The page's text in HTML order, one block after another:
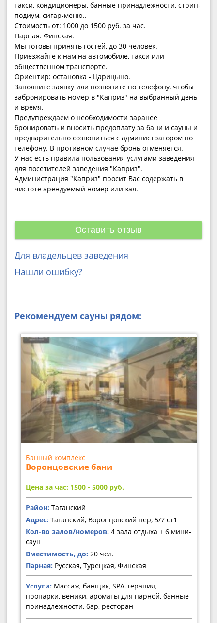
такси, кондиционеры, банные принадлежности, стрип-
подиум, сигар-меню..
Стоимость от: 1000 до 1500 руб. за час.
Парная: Финская.
Мы готовы принять гостей, до 30 человек.
Приезжайте к нам на автомобиле, такси или
общественном транспорте.
Ориентир: остановка - Царицыно.
Заполните заявку или позвоните по телефону, чтобы
забронировать номер в "Каприз" на выбранный день
и время.
Предупреждаем о необходимости заранее
бронировать и вносить предоплату за бани и сауны и
предварительно созвониться с администратором по
телефону. В противном случае бронь отменяется.
У нас есть правила пользования услугами заведения
для посетителей заведения "Каприз".
Администрация "Каприз" просит Вас содержать в
чистоте арендуемый номер или зал.
Оставить отзыв
Для владельцев заведения
Нашли ошибку?
Рекомендуем сауны рядом:
Банный комплекс
Воронцовские бани
Цена за час: 1500 - 5000 руб.
Район: Таганский
Адрес: Таганский, Воронцовский пер, 5/7 ст1
Кол-во залов/номеров: 4 зала отдыха + 6 мини-
саун
Вместимость, до: 20 чел.
Парная: Русская, Турецкая, Финская
Услуги: Массаж, банщик, SPA-терапия,
пропарки, веники, ароматы для парной, банные
принадлежности, бар, ресторан